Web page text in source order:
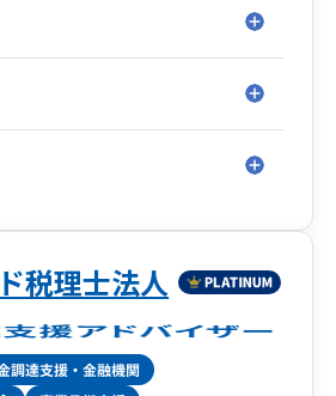
施しているため、全国のお客様
税理士法人